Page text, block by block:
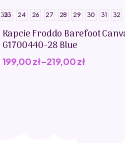
3323 24 26 27 28 29 30 31 32
Kapcie Froddo Barefoot
G1700440-28 Blue
199,00zł–219,00zł